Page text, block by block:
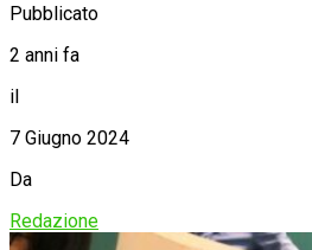
Pubblicato
2 anni fa
il
7 Giugno 2024
Da
Redazione